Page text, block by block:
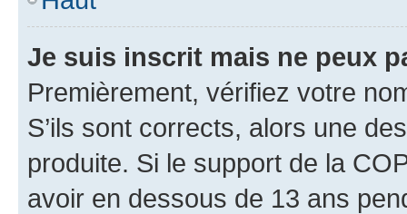
Je suis inscrit mais ne peux
Premièrement, vérifiez votre
S’ils sont corrects, alors une
produite. Si le support de la
avoir en dessous de 13 ans